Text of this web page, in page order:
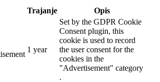
Trajanje Opis
1 year
Set by the GDPR Cookie
Consent plugin, this
cookie is used to record
the user consent for the
cookies in the
"Advertisement" category
.